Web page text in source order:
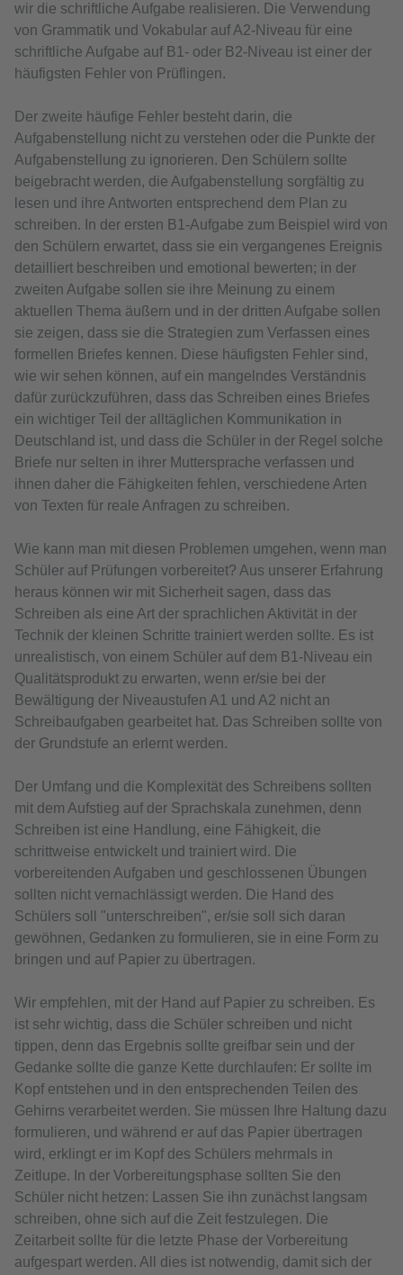
wir die schriftliche Aufgabe realisieren. Die Verwendung
von Grammatik und Vokabular auf A2-Niveau für eine
schriftliche Aufgabe auf B1- oder B2-Niveau ist einer der
häufigsten Fehler von Prüflingen.
Der zweite häufige Fehler besteht darin, die
Aufgabenstellung nicht zu verstehen oder die Punkte der
Aufgabenstellung zu ignorieren. Den Schülern sollte
beigebracht werden, die Aufgabenstellung sorgfältig zu
lesen und ihre Antworten entsprechend dem Plan zu
schreiben. In der ersten B1-Aufgabe zum Beispiel wird von
den Schülern erwartet, dass sie ein vergangenes Ereignis
detailliert beschreiben und emotional bewerten; in der
zweiten Aufgabe sollen sie ihre Meinung zu einem
aktuellen Thema äußern und in der dritten Aufgabe sollen
sie zeigen, dass sie die Strategien zum Verfassen eines
formellen Briefes kennen. Diese häufigsten Fehler sind,
wie wir sehen können, auf ein mangelndes Verständnis
dafür zurückzuführen, dass das Schreiben eines Briefes
ein wichtiger Teil der alltäglichen Kommunikation in
Deutschland ist, und dass die Schüler in der Regel solche
Briefe nur selten in ihrer Muttersprache verfassen und
ihnen daher die Fähigkeiten fehlen, verschiedene Arten
von Texten für reale Anfragen zu schreiben.
Wie kann man mit diesen Problemen umgehen, wenn man
Schüler auf Prüfungen vorbereitet? Aus unserer Erfahrung
heraus können wir mit Sicherheit sagen, dass das
Schreiben als eine Art der sprachlichen Aktivität in der
Technik der kleinen Schritte trainiert werden sollte. Es ist
unrealistisch, von einem Schüler auf dem B1-Niveau ein
Qualitätsprodukt zu erwarten, wenn er/sie bei der
Bewältigung der Niveaustufen A1 und A2 nicht an
Schreibaufgaben gearbeitet hat. Das Schreiben sollte von
der Grundstufe an erlernt werden.
Der Umfang und die Komplexität des Schreibens sollten
mit dem Aufstieg auf der Sprachskala zunehmen, denn
Schreiben ist eine Handlung, eine Fähigkeit, die
schrittweise entwickelt und trainiert wird. Die
vorbereitenden Aufgaben und geschlossenen Übungen
sollten nicht vernachlässigt werden. Die Hand des
Schülers soll "unterschreiben", er/sie soll sich daran
gewöhnen, Gedanken zu formulieren, sie in eine Form zu
bringen und auf Papier zu übertragen.
Wir empfehlen, mit der Hand auf Papier zu schreiben. Es
ist sehr wichtig, dass die Schüler schreiben und nicht
tippen, denn das Ergebnis sollte greifbar sein und der
Gedanke sollte die ganze Kette durchlaufen: Er sollte im
Kopf entstehen und in den entsprechenden Teilen des
Gehirns verarbeitet werden. Sie müssen Ihre Haltung dazu
formulieren, und während er auf das Papier übertragen
wird, erklingt er im Kopf des Schülers mehrmals in
Zeitlupe. In der Vorbereitungsphase sollten Sie den
Schüler nicht hetzen: Lassen Sie ihn zunächst langsam
schreiben, ohne sich auf die Zeit festzulegen. Die
Zeitarbeit sollte für die letzte Phase der Vorbereitung
aufgespart werden. All dies ist notwendig, damit sich der